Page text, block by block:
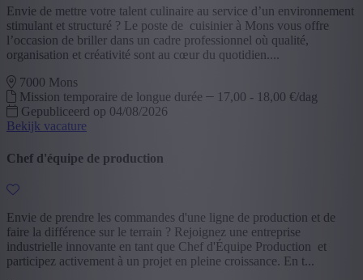
Envie de mettre votre talent culinaire au service d’un environnement
stimulant et structuré ? Le poste de cuisinier à Mons vous offre
l’occasion de briller dans un cadre professionnel où qualité,
organisation et créativité sont au cœur du quotidien....
7000 Mons
Mission temporaire de longue durée
17,00 - 18,00 €/dag
Gepubliceerd op 04/08/2026
Bekijk vacature
Chef d'équipe de production
Envie de prendre les commandes d'une ligne de production et de
faire la différence sur le terrain ? Rejoignez une entreprise
industrielle innovante en tant que Chef d'Équipe Production et
participez activement à un projet en pleine croissance. En t...